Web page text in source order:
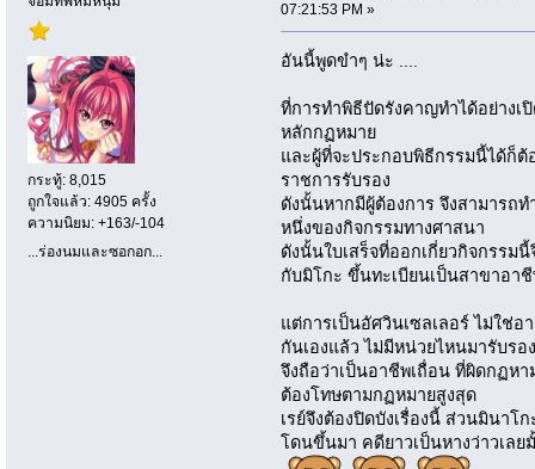
กระทู้: 8,015
ถูกใจแล้ว: 4905 ครั้ง
ความนิยม: +163/-104
...ร่องนมและซอกอก...
07:21:53 PM »
อันนี้พูดขำๆ น่ะ ....
ที่การทำพิธีปัดรังคาญทำได้อย่างเ
หลักกฏหมาย
และผู้ที่จะประกอบพิธีกรรมนี้ได้ก็ต้
ราชการรับรอง
ดังนั้นหากมีผู้ต้องการ จึงสามารถท
หนึ่งของกิจกรรมทางศาสนา
ดังนั้นใบเสร็จที่ออกเกี่ยวกิจกรรม
กับมิโกะ ขึ้นทะเบียนเป็นสาขาอาชี
แต่การเป็นอัศวินเซลเลอร์ ไม่ใช่
กันเองแล้ว ไม่มีหน่วยไหนมารับรอ
จึงถือว่าเป็นอาชีพเถื่อน ที่ผิดกฏห
ต้องโทษตามกฏหมายสูงสุด
เรย์จึงต้องปิดบังเรื่องนี้ ส่วนมินาโ
โดนขึ้นมา คดียาวเป็นหางว่าวเลย